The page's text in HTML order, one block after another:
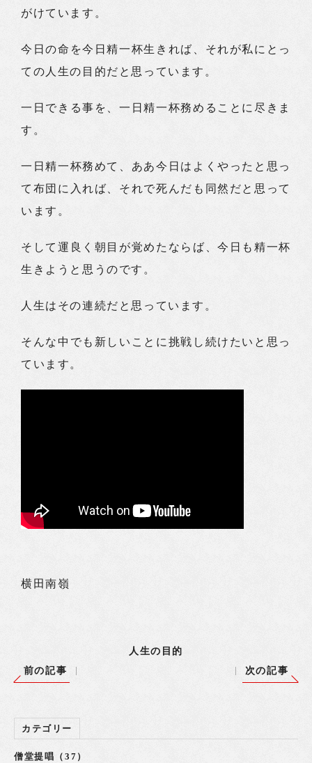
がけています。
今日の命を今日精一杯生きれば、それが私にとっ
ての人生の目的だと思っています。
一日できる事を、一日精一杯務めることに尽きま
す。
一日精一杯務めて、ああ今日はよくやったと思っ
て布団に入れば、それで死んだも同然だと思って
います。
そして運良く朝目が覚めたならば、今日も精一杯
生きようと思うのです。
人生はその連続だと思っています。
そんな中でも新しいことに挑戦し続けたいと思っ
ています。
横田南嶺
人生の目的
前の記事
次の記事
カテゴリー
僧堂提唱（37）